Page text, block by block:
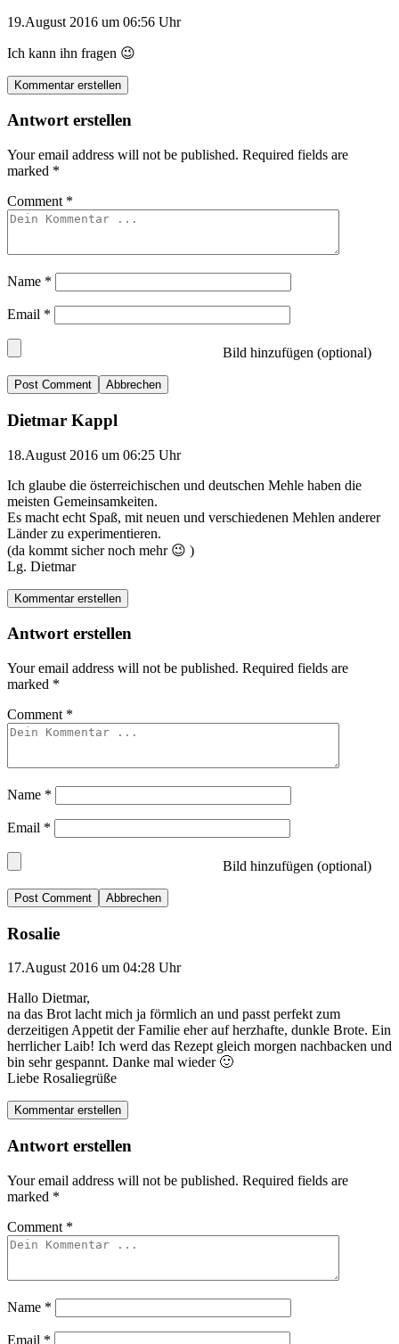
19.August 2016 um 06:56 Uhr
Ich kann ihn fragen 😉
Kommentar erstellen
Antwort erstellen
Your email address will not be published. Required fields are
marked *
Comment *
Name *
Email *
Bild hinzufügen (optional)
Abbrechen
Dietmar Kappl
18.August 2016 um 06:25 Uhr
Ich glaube die österreichischen und deutschen Mehle haben die
meisten Gemeinsamkeiten.
Es macht echt Spaß, mit neuen und verschiedenen Mehlen anderer
Länder zu experimentieren.
(da kommt sicher noch mehr 😉 )
Lg. Dietmar
Kommentar erstellen
Antwort erstellen
Your email address will not be published. Required fields are
marked *
Comment *
Name *
Email *
Bild hinzufügen (optional)
Abbrechen
Rosalie
17.August 2016 um 04:28 Uhr
Hallo Dietmar,
na das Brot lacht mich ja förmlich an und passt perfekt zum
derzeitigen Appetit der Familie eher auf herzhafte, dunkle Brote. Ein
herrlicher Laib! Ich werd das Rezept gleich morgen nachbacken und
bin sehr gespannt. Danke mal wieder 🙂
Liebe Rosaliegrüße
Kommentar erstellen
Antwort erstellen
Your email address will not be published. Required fields are
marked *
Comment *
Name *
Email *